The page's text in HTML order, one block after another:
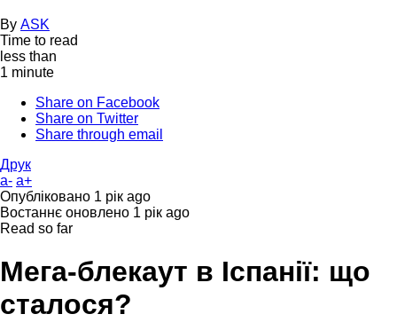
By ASK
Time to read
less than
1 minute
Share on Facebook
Share on Twitter
Share through email
Друк
a- a+
Опубліковано 1 рік ago
Востаннє оновлено 1 рік ago
Read so far
Мега-блекаут в Іспанії: що
сталося?